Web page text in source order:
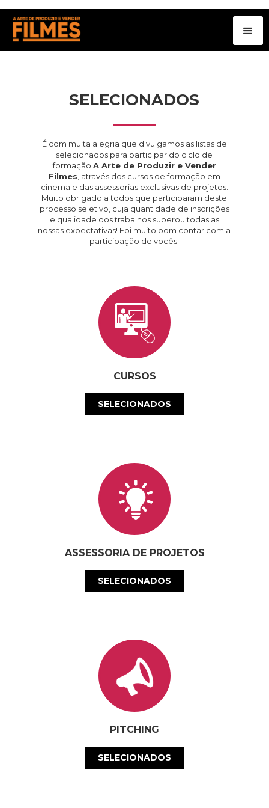
SELECIONADOS
É com muita alegria que divulgamos as listas de
selecionados para participar do ciclo de
formação A Arte de Produzir e Vender
Filmes , através dos cursos de formação em
cinema e das assessorias exclusivas de projetos.
Muito obrigado a todos que participaram deste
processo seletivo, cuja quantidade de inscrições
e qualidade dos trabalhos superou todas as
nossas expectativas! Foi muito bom contar com a
participação de vocês.
CURSOS
SELECIONADOS
ASSESSORIA DE PROJETOS
SELECIONADOS
PITCHING
SELECIONADOS